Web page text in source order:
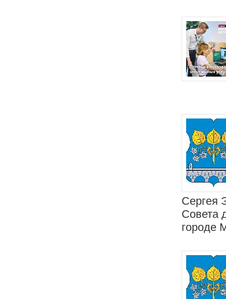
Сергея
Совета
городе